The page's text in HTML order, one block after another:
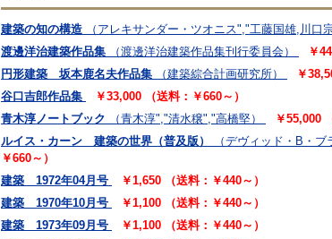
建築の知の構造 （アレキサンダー・ツオニス","工藤国雄,川口
渡邊洋治建築作品集
（渡邊洋治建築作品集刊行委員会）
￥
円形建築 坂本鹿名夫作品集
（建築綜合計画研究所）
￥
谷口吉郎作品集
￥33,000 （送料：￥660～）
青木淳ノートブック
（青木淳","清水穣","高橋堅）
￥55,000
ルイス・カーン 建築の世界（普及版）
（デヴィッド・B・
￥660～）
建築 1972年04月号
￥1,650 （送料：￥440～）
建築 1970年10月号
￥1,100 （送料：￥440～）
建築 1973年09月号
￥1,100 （送料：￥440～）